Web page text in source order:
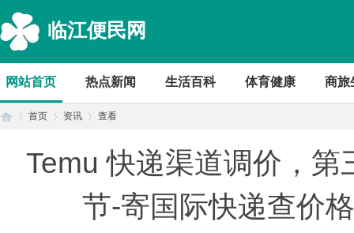
临江便民网
网站首页 热点新闻 生活百科 体育健康 商旅
首页 资讯 查看
Temu 快递渠道调价，
节-寄国际快递查价